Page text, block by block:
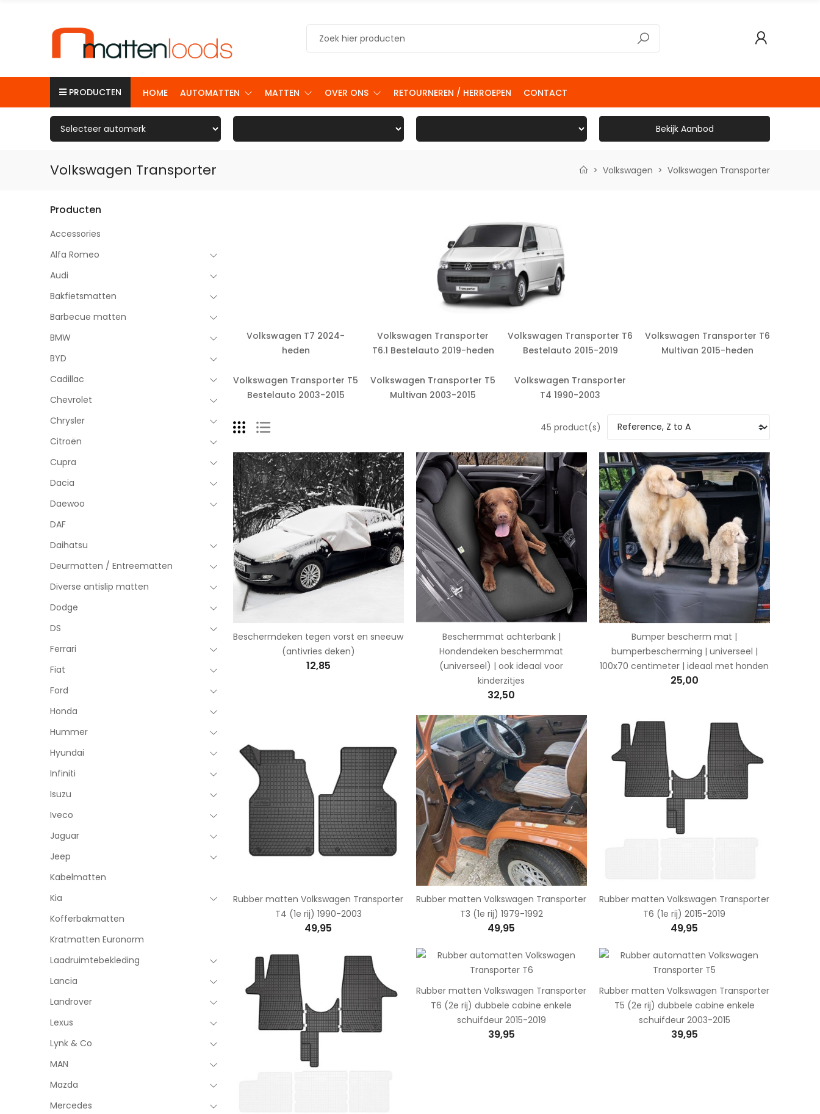
PRODUCTEN HOME AUTOMATTEN MATTEN OVER ONS RETOURNEREN / HERROEPEN CONTACT
Bekijk Aanbod
Volkswagen Transporter Volkswagen Volkswagen Transporter
Producten
Accessories
Alfa Romeo
Audi
Bakfietsmatten
Barbecue matten
BMW
BYD
Cadillac
Chevrolet
Chrysler
Citroën
Cupra
Dacia
Daewoo
DAF
Daihatsu
Deurmatten / Entreematten
Diverse antislip matten
Dodge
DS
Ferrari
Fiat
Ford
Honda
Hummer
Hyundai
Infiniti
Isuzu
Iveco
Jaguar
Jeep
Kabelmatten
Kia
Kofferbakmatten
Kratmatten Euronorm
Laadruimtebekleding
Lancia
Landrover
Lexus
Lynk & Co
MAN
Mazda
Mercedes
Volkswagen T7 2024-
heden
Volkswagen Transporter
T6.1 Bestelauto 2019-heden
Volkswagen Transporter T6
Bestelauto 2015-2019
Volkswagen Transporter T6
Multivan 2015-heden
Volkswagen Transporter T5
Bestelauto 2003-2015
Volkswagen Transporter T5
Multivan 2003-2015
Volkswagen Transporter
T4 1990-2003
45 product(s)
Beschermdeken tegen vorst en sneeuw
(antivries deken)
12,85
Beschermmat achterbank |
Hondendeken beschermmat
(universeel) | ook ideaal voor
kinderzitjes
32,50
Bumper bescherm mat |
bumperbescherming | universeel |
100x70 centimeter | ideaal met honden
25,00
Rubber matten Volkswagen Transporter
T4 (1e rij) 1990-2003
49,95
Rubber matten Volkswagen Transporter
T3 (1e rij) 1979-1992
49,95
Rubber matten Volkswagen Transporter
T6 (1e rij) 2015-2019
49,95
Rubber matten Volkswagen Transporter
T6 (2e rij) dubbele cabine enkele
schuifdeur 2015-2019
39,95
Rubber matten Volkswagen Transporter
T5 (2e rij) dubbele cabine enkele
schuifdeur 2003-2015
39,95